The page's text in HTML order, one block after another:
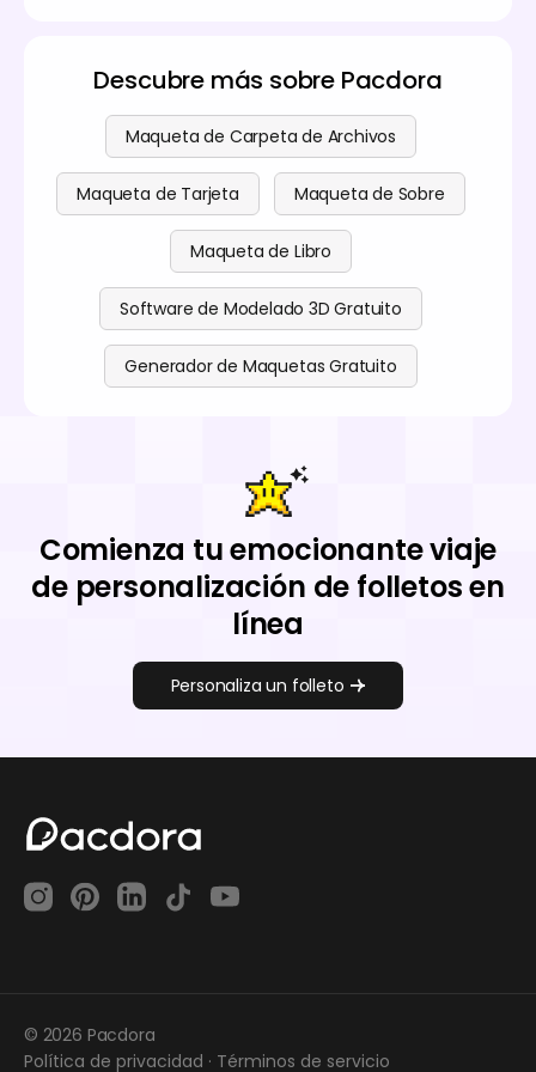
Descubre más sobre Pacdora
Maqueta de Carpeta de Archivos
Maqueta de Tarjeta Maqueta de Sobre
Maqueta de Libro
Software de Modelado 3D Gratuito
Generador de Maquetas Gratuito
Comienza tu emocionante viaje
de personalización de folletos en
línea
Personaliza un folleto
© 2026 Pacdora
Política de privacidad · Términos de servicio